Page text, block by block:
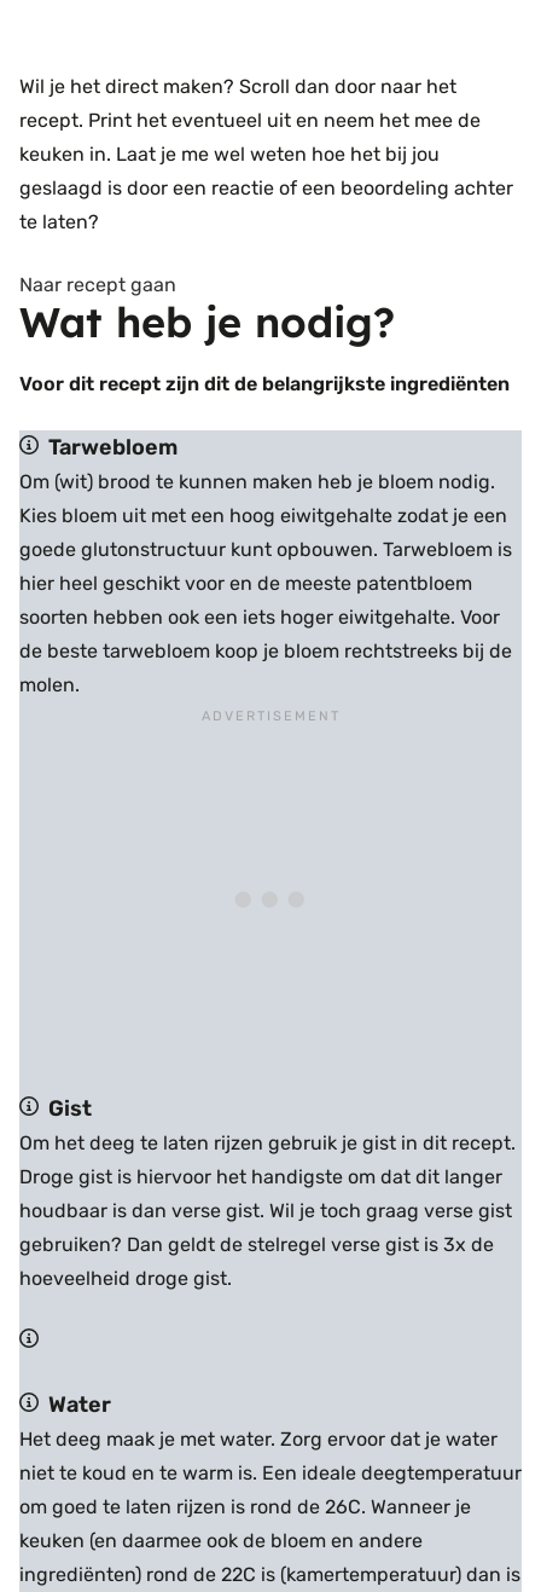
Wil je het direct maken? Scroll dan door naar het
recept. Print het eventueel uit en neem het mee de
keuken in. Laat je me wel weten hoe het bij jou
geslaagd is door een reactie of een beoordeling achter
te laten?
Naar recept gaan
Wat heb je nodig?
Voor dit recept zijn dit de belangrijkste ingrediënten
Tarwebloem
Om (wit) brood te kunnen maken heb je bloem nodig.
Kies bloem uit met een hoog eiwitgehalte zodat je een
goede glutonstructuur kunt opbouwen. Tarwebloem is
hier heel geschikt voor en de meeste patentbloem
soorten hebben ook een iets hoger eiwitgehalte. Voor
de beste tarwebloem koop je bloem rechtstreeks bij de
molen.
Gist
Om het deeg te laten rijzen gebruik je gist in dit recept.
Droge gist is hiervoor het handigste om dat dit langer
houdbaar is dan verse gist. Wil je toch graag verse gist
gebruiken? Dan geldt de stelregel verse gist is 3x de
hoeveelheid droge gist.
Water
Het deeg maak je met water. Zorg ervoor dat je water
niet te koud en te warm is. Een ideale deegtemperatuur
om goed te laten rijzen is rond de 26C. Wanneer je
keuken (en daarmee ook de bloem en andere
ingrediënten) rond de 22C is (kamertemperatuur) dan is